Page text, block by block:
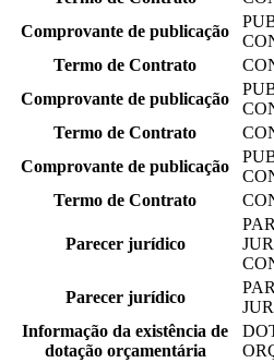
Comprovante de publicação
Termo de Contrato
Comprovante de publicação
Termo de Contrato
Comprovante de publicação
Termo de Contrato
Parecer jurídico
Parecer jurídico
Informação da existência de
dotação orçamentária